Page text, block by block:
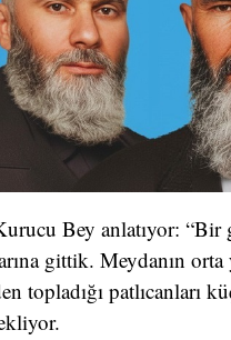
Bey anlatıyor: “Bir
gittik. Meydanın
topladığı patlıcanları